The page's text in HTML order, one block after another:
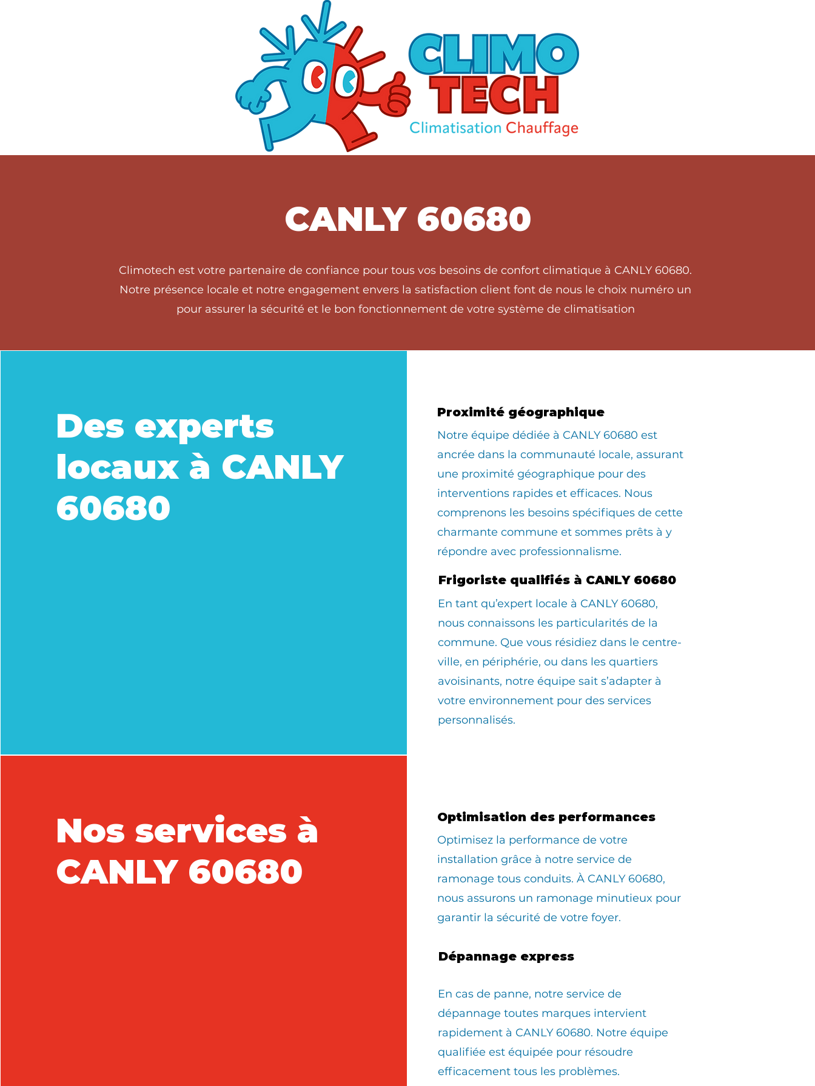
CANLY 60680
Climotech est votre partenaire de confiance pour tous vos besoins de confort climatique à CANLY 60680.
Notre présence locale et notre engagement envers la satisfaction client font de nous le choix numéro un
pour assurer la sécurité et le bon fonctionnement de votre système de climatisation
Des experts
locaux à CANLY
60680
Proximité géographique
​Notre équipe dédiée à CANLY 60680 est
ancrée dans la communauté locale, assurant
une proximité géographique pour des
interventions rapides et efficaces. Nous
comprenons les besoins spécifiques de cette
charmante commune et sommes prêts à y
répondre avec professionnalisme.
Frigoriste qualifiés à CANLY 60680
En tant qu’expert locale à CANLY 60680,
nous connaissons les particularités de la
commune. Que vous résidiez dans le centre-
ville, en périphérie, ou dans les quartiers
avoisinants, notre équipe sait s’adapter à
votre environnement pour des services
personnalisés.
Nos services à
CANLY 60680
Optimisation des performances
Optimisez la performance de votre
installation grâce à notre service de
ramonage tous conduits. À CANLY 60680,
nous assurons un ramonage minutieux pour
garantir la sécurité de votre foyer.
Dépannage express
En cas de panne, notre service de
dépannage toutes marques intervient
rapidement à CANLY 60680. Notre équipe
qualifiée est équipée pour résoudre
efficacement tous les problèmes.